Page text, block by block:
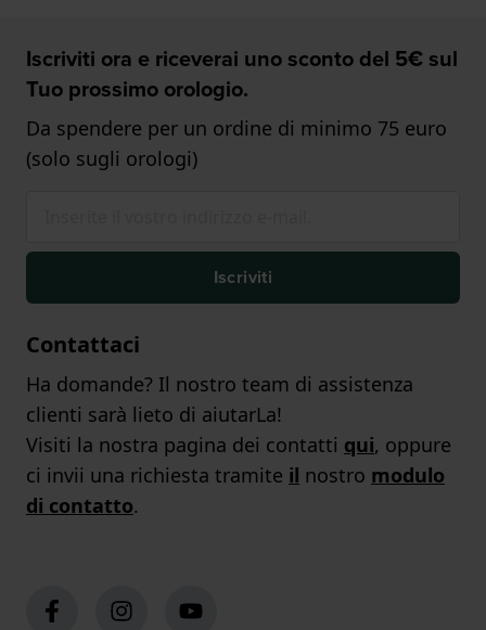
Iscriviti ora e riceverai uno sconto del 5€ sul
Tuo prossimo orologio.
Da spendere per un ordine di minimo 75 euro
(solo sugli orologi)
Iscriviti
Contattaci
Ha domande? Il nostro team di assistenza
clienti sarà lieto di aiutarLa!
Visiti la nostra pagina dei contatti qui, oppure
ci invii una richiesta tramite il nostro modulo
di contatto.